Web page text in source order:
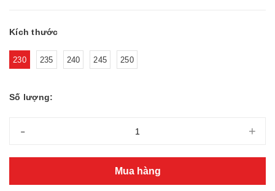
Kích thước
230 235 240 245 250
Số lượng:
- +
Mua hàng